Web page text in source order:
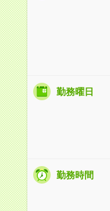
勤務曜日
勤務時間